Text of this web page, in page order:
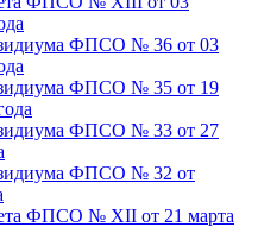
ФПСО № 36 от 03
ФПСО № 35 от 19
ФПСО № 33 от 27
ФПСО № 32 от
ФПСО № XII от 21 марта